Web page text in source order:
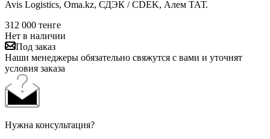
Avis Logistics, Oma.kz, СДЭК / CDEK, Алем ТАТ.
312 000 тенге
Нет в наличии
Под заказ
Наши менеджеры обязательно свяжутся с вами и уточнят
условия заказа
Нужна консультация?